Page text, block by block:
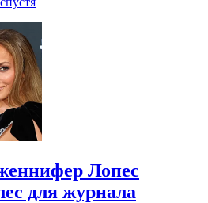
Лопес
для журнала